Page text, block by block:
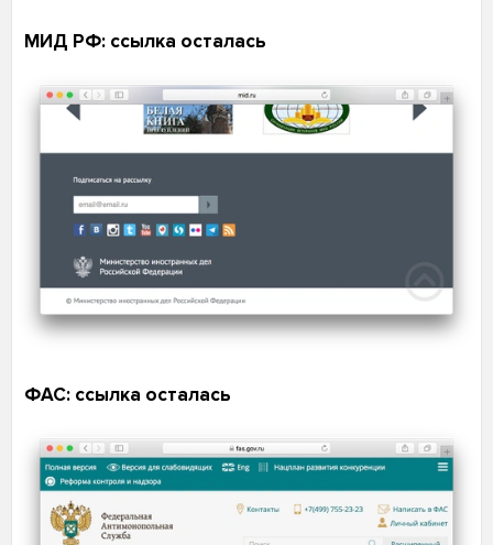
МИД РФ: ссылка осталась
ФАС: ссылка осталась